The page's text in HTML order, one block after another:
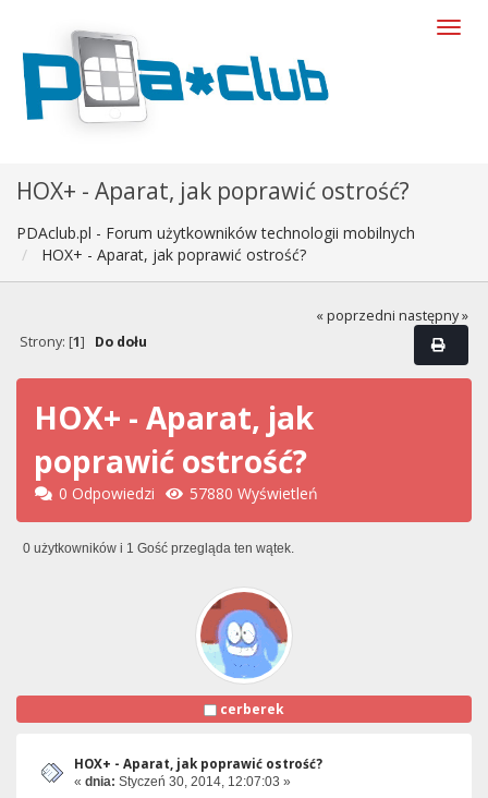
HOX+ - Aparat, jak poprawić ostrość?
PDAclub.pl - Forum użytkowników technologii mobilnych
HOX+ - Aparat, jak poprawić ostrość?
« poprzedni następny »
Strony: [1] Do dołu
HOX+ - Aparat, jak
poprawić ostrość?
0 Odpowiedzi 57880 Wyświetleń
0 użytkowników i 1 Gość przegląda ten wątek.
cerberek
HOX+ - Aparat, jak poprawić ostrość?
« dnia: Styczeń 30, 2014, 12:07:03 »